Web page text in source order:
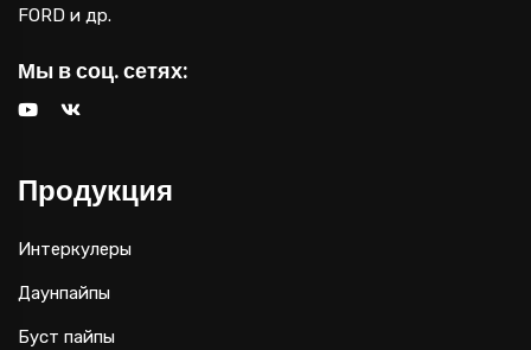
FORD и др.
Мы в соц. сетях:
Продукция
Интеркулеры
Даунпайпы
Буст пайпы